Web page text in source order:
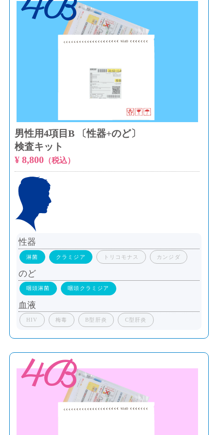
4B
男性用4項目B 〔性器+のど〕
検査キット
¥ 8,800（税込）
性器
淋菌 クラミジア トリコモナス カンジダ
のど
咽頭淋菌 咽頭クラミジア
血液
HIV 梅毒 B型肝炎 C型肝炎
4B